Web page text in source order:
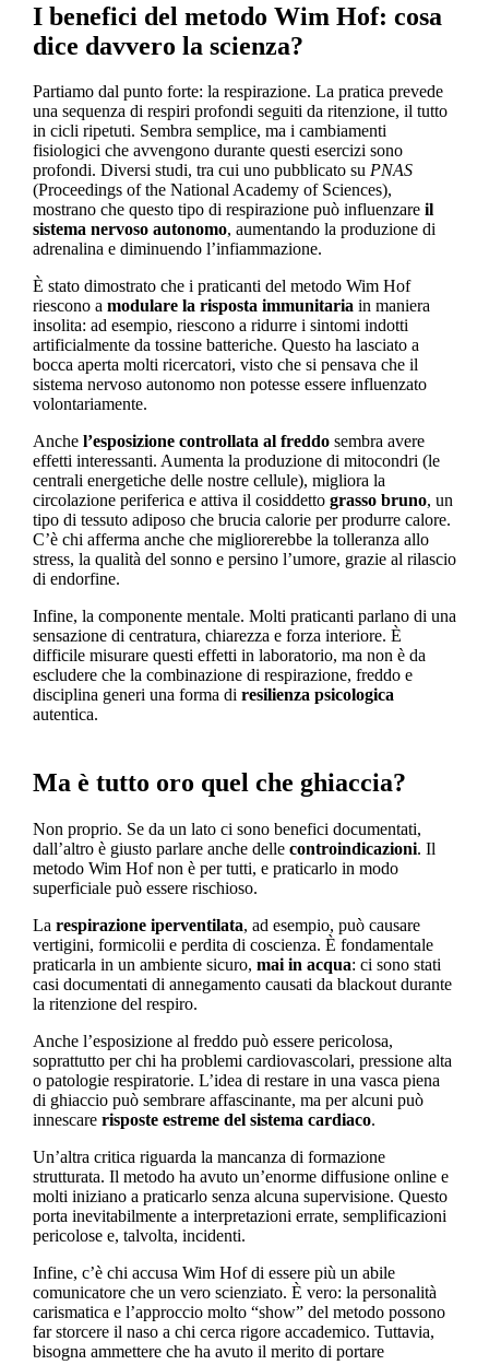
I benefici del metodo Wim Hof: cosa
dice davvero la scienza?
Partiamo dal punto forte: la respirazione. La pratica prevede
una sequenza di respiri profondi seguiti da ritenzione, il tutto
in cicli ripetuti. Sembra semplice, ma i cambiamenti
fisiologici che avvengono durante questi esercizi sono
profondi. Diversi studi, tra cui uno pubblicato su PNAS
(Proceedings of the National Academy of Sciences),
mostrano che questo tipo di respirazione può influenzare il
sistema nervoso autonomo, aumentando la produzione di
adrenalina e diminuendo l’infiammazione.
È stato dimostrato che i praticanti del metodo Wim Hof
riescono a modulare la risposta immunitariain maniera
insolita: ad esempio, riescono a ridurre i sintomi indotti
artificialmente da tossine batteriche. Questo ha lasciato a
bocca aperta molti ricercatori, visto che si pensava che il
sistema nervoso autonomo non potesse essere influenzato
volontariamente.
Anche l’esposizione controllata al freddosembra avere
effetti interessanti. Aumenta la produzione di mitocondri (le
centrali energetiche delle nostre cellule), migliora la
circolazione periferica e attiva il cosiddetto grasso bruno, un
tipo di tessuto adiposo che brucia calorie per produrre calore.
C’è chi afferma anche che migliorerebbe la tolleranza allo
stress, la qualità del sonno e persino l’umore, grazie al rilascio
di endorfine.
Infine, la componente mentale. Molti praticanti parlano di una
sensazione di centratura, chiarezza e forza interiore. È
difficile misurare questi effetti in laboratorio, ma non è da
escludere che la combinazione di respirazione, freddo e
disciplina generi una forma di resilienza psicologica
autentica.
Ma è tutto oro quel che ghiaccia?
Non proprio. Se da un lato ci sono benefici documentati,
dall’altro è giusto parlare anche delle controindicazioni. Il
metodo Wim Hof non è per tutti, e praticarlo in modo
superficiale può essere rischioso.
La respirazione iperventilata, ad esempio, può causare
vertigini, formicolii e perdita di coscienza. È fondamentale
praticarla in un ambiente sicuro, mai in acqua: ci sono stati
casi documentati di annegamento causati da blackout durante
la ritenzione del respiro.
Anche l’esposizione al freddo può essere pericolosa,
soprattutto per chi ha problemi cardiovascolari, pressione alta
o patologie respiratorie. L’idea di restare in una vasca piena
di ghiaccio può sembrare affascinante, ma per alcuni può
innescare risposte estreme del sistema cardiaco.
Un’altra critica riguarda la mancanza di formazione
strutturata. Il metodo ha avuto un’enorme diffusione online e
molti iniziano a praticarlo senza alcuna supervisione. Questo
porta inevitabilmente a interpretazioni errate, semplificazioni
pericolose e, talvolta, incidenti.
Infine, c’è chi accusa Wim Hof di essere più un abile
comunicatore che un vero scienziato. È vero: la personalità
carismatica e l’approccio molto “show” del metodo possono
far storcere il naso a chi cerca rigore accademico. Tuttavia,
bisogna ammettere che ha avuto il merito di portare